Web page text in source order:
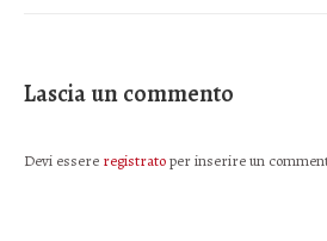
Lascia un commento
Devi essere registratoper inserire un